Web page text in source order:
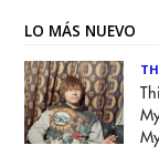
LO MÁS NUEVO